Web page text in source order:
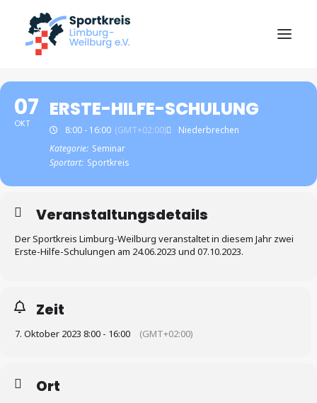
Start
Über uns
News
Ziele & Zahlen
Sportabzeichen
Termine
07
OKT
ERSTE-HILFE-SCHULUNG
8:00 - 16:00 (GMT+02:00)
Niederbrechen
Kategorie: Seminar
Sportart: Sportkreis
Veranstaltungsdetails
Der Sportkreis Limburg-Weilburg veranstaltet in diesem Jahr zwei
Erste-Hilfe-Schulungen am 24.06.2023 und 07.10.2023.
Zeit
7. Oktober 2023 8:00 - 16:00 (GMT+02:00)
Ort